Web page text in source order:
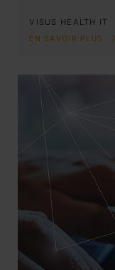
VISUS HEALTH IT
EN SAVOIR PLUS